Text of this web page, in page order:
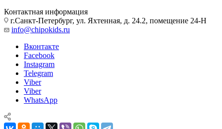
Контактная информация
г.Санкт-Петербург, ул. Яхтенная, д. 24.2, помещение 24-Н
info@chipokids.ru
Вконтакте
Facebook
Instagram
Telegram
Viber
Viber
WhatsApp